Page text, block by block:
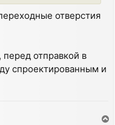
отверстия
, перед отправкой в
спроектированным и